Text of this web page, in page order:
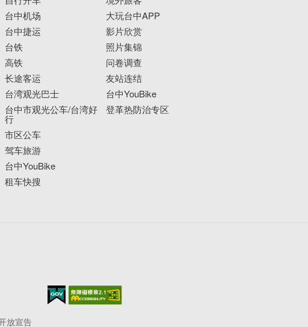
台中机场
台中捷运
台铁
高铁
长途客运
台湾观光巴士
台中市观光公车/台湾好
行
市区公车
驾车旅游
台中YouBike
租车快搜
大玩台中APP
影片欣赏
照片集锦
问卷调查
友站连结
台中YouBike
登革热防治专区
放宣告